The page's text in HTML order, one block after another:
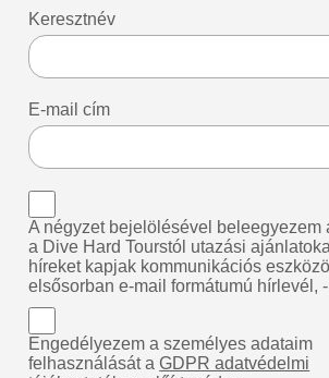
Keresztnév
E-mail cím
A négyzet bejelölésével beleegyezem
a Dive Hard Tourstól utazási
híreket kapjak kommunikációs
elsősorban e-mail formátumú hírlevél,
Engedélyezem a személyes adataim
felhasználását aGDPR adatvédelmi